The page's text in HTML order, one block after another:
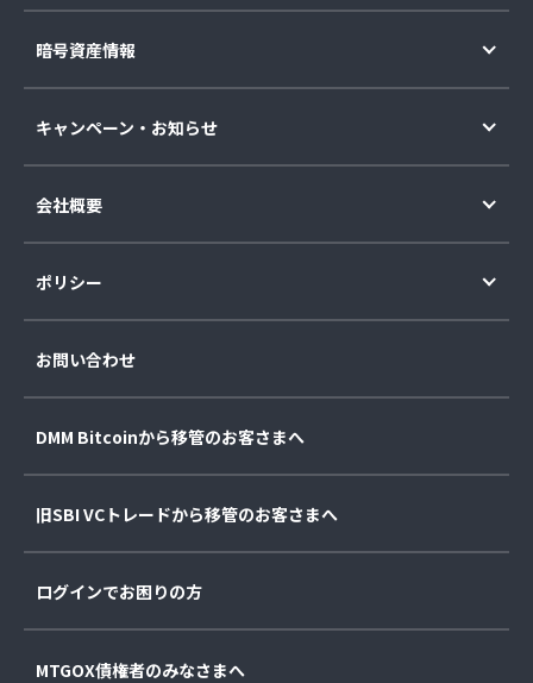
暗号資産情報
キャンペーン・お知らせ
会社概要
ポリシー
お問い合わせ
DMM Bitcoinから移管のお客さまへ
旧SBI VCトレードから移管のお客さまへ
ログインでお困りの方
MTGOX債権者のみなさまへ